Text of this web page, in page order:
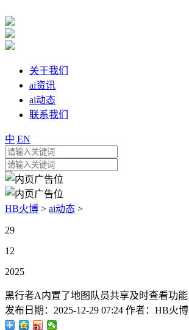
关于我们
ai资讯
ai动态
联系我们
中 EN
HB火博 > ai动态 >
29
12
2025
黑行者A内置了地图队员共享及时查看功能
发布日期： 2025-12-29 07:24 作者： HB火博